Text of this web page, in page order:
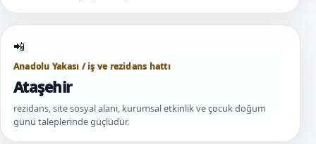
Anadolu Yakası / iş ve rezidans hattı
Ataşehir
rezidans, site sosyal alanı, kurumsal etkinlik ve çocuk doğum
günü taleplerinde güçlüdür.